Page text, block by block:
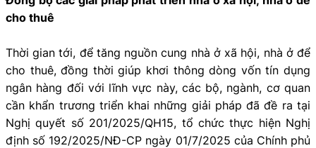
cho thuê
Thời gian tới, để tăng nguồn cung nhà ở xã hội, nhà ở để
cho thuê, đồng thời giúp khơi thông dòng vốn tín dụng
ngân hàng đối với lĩnh vực này, các bộ, ngành, cơ quan
cần khẩn trương triển khai những giải pháp đã đề ra tại
Nghị quyết số 201/2025/QH15, tổ chức thực hiện Nghị
định số 192/2025/NĐ-CP ngày 01/7/2025 của Chính phủ